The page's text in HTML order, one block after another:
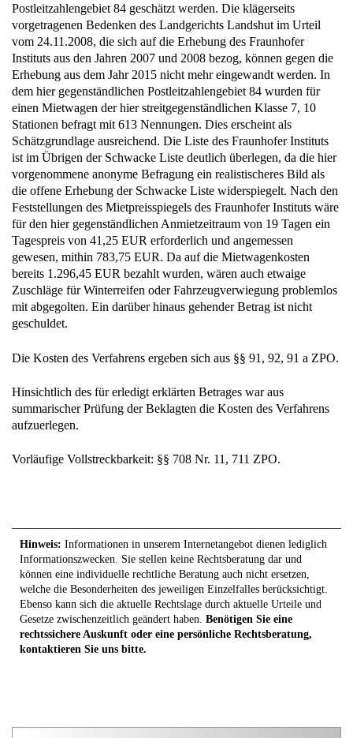
Postleitzahlengebiet 84 geschätzt werden. Die klägerseits
vorgetragenen Bedenken des Landgerichts Landshut im Urteil
vom 24.11.2008, die sich auf die Erhebung des Fraunhofer
Instituts aus den Jahren 2007 und 2008 bezog, können gegen die
Erhebung aus dem Jahr 2015 nicht mehr eingewandt werden. In
dem hier gegenständlichen Postleitzahlengebiet 84 wurden für
einen Mietwagen der hier streitgegenständlichen Klasse 7, 10
Stationen befragt mit 613 Nennungen. Dies erscheint als
Schätzgrundlage ausreichend. Die Liste des Fraunhofer Instituts
ist im Übrigen der Schwacke Liste deutlich überlegen, da die hier
vorgenommene anonyme Befragung ein realistischeres Bild als
die offene Erhebung der Schwacke Liste widerspiegelt. Nach den
Feststellungen des Mietpreisspiegels des Fraunhofer Instituts wäre
für den hier gegenständlichen Anmietzeitraum von 19 Tagen ein
Tagespreis von 41,25 EUR erforderlich und angemessen
gewesen, mithin 783,75 EUR. Da auf die Mietwagenkosten
bereits 1.296,45 EUR bezahlt wurden, wären auch etwaige
Zuschläge für Winterreifen oder Fahrzeugverwiegung problemlos
mit abgegolten. Ein darüber hinaus gehender Betrag ist nicht
geschuldet.
Die Kosten des Verfahrens ergeben sich aus §§ 91, 92, 91 a ZPO.
Hinsichtlich des für erledigt erklärten Betrages war aus
summarischer Prüfung der Beklagten die Kosten des Verfahrens
aufzuerlegen.
Vorläufige Vollstreckbarkeit: §§ 708 Nr. 11, 711 ZPO.
Hinweis: Informationen in unserem Internetangebot dienen lediglich
Informationszwecken. Sie stellen keine Rechtsberatung dar und
können eine individuelle rechtliche Beratung auch nicht ersetzen,
welche die Besonderheiten des jeweiligen Einzelfalles berücksichtigt.
Ebenso kann sich die aktuelle Rechtslage durch aktuelle Urteile und
Gesetze zwischenzeitlich geändert haben. Benötigen Sie eine
rechtssichere Auskunft oder eine persönliche Rechtsberatung,
kontaktieren Sie uns bitte.